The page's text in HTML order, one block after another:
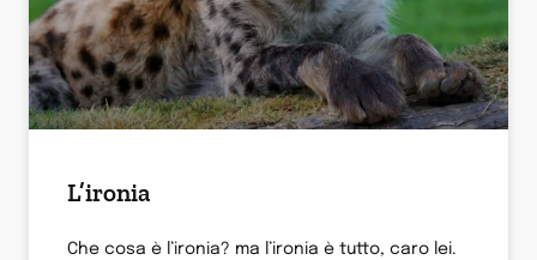
L’ironia
Che cosa è l’ironia? ma l’ironia è tutto, caro lei.